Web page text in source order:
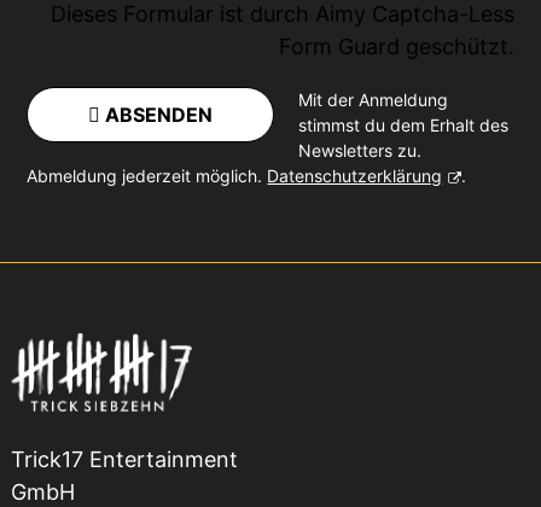
Dieses Formular ist durch Aimy Captcha-Less
Form Guard geschützt.
ABSENDEN
Mit der Anmeldung
stimmst du dem Erhalt des
Newsletters zu.
Abmeldung jederzeit möglich. Datenschutzerklärung .
Trick17 Entertainment
GmbH